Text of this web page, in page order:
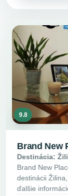
9.8
Brand New
Destinácia:
Brand New
destinácii
ďalšie